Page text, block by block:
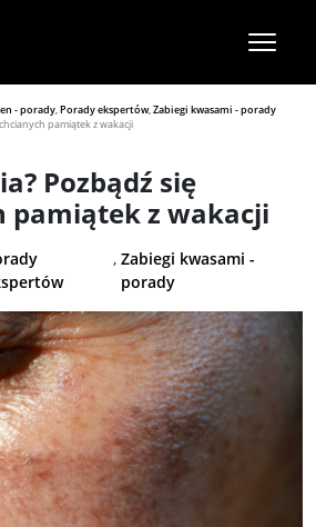
- porady,Porady ekspertów,Zabiegi kwasami - porady
pamiątek z wakacji
Pozbądź się
pamiątek z wakacji
,Zabiegi kwasami -
porady